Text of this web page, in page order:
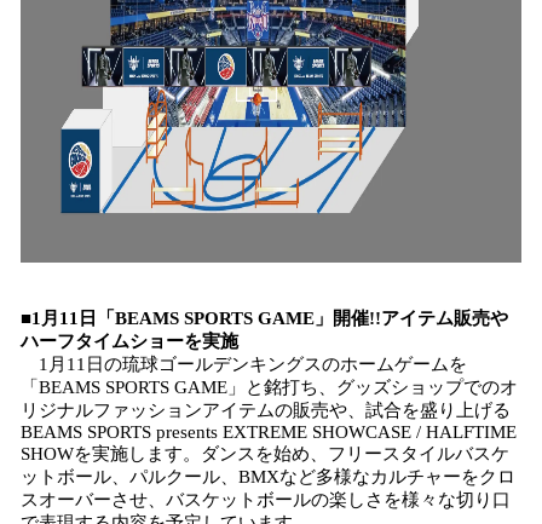
■1月11日「BEAMS SPORTS GAME」開催!!アイテム販売や
ハーフタイムショーを実施
1月11日の琉球ゴールデンキングスのホームゲームを
「BEAMS SPORTS GAME」と銘打ち、グッズショップでのオ
リジナルファッションアイテムの販売や、試合を盛り上げる
BEAMS SPORTS presents EXTREME SHOWCASE / HALFTIME
SHOWを実施します。ダンスを始め、フリースタイルバスケ
ットボール、パルクール、BMXなど多様なカルチャーをクロ
スオーバーさせ、バスケットボールの楽しさを様々な切り口